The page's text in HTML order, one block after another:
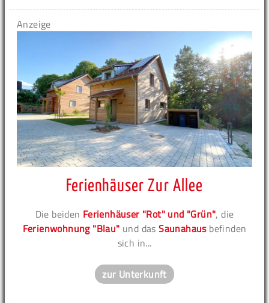
Anzeige
Ferienhäuser Zur Allee
Die beiden Ferienhäuser "Rot" und "Grün", die
Ferienwohnung "Blau" und dasSaunahausbefinden
sich in...
zur Unterkunft